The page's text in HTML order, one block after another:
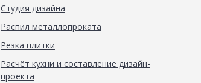
Студия дизайна
Распил металлопроката
Резка плитки
Расчёт кухни и составление дизайн-
проекта